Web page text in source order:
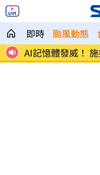
即時 颱風動態
曝
AI記憶體發威！